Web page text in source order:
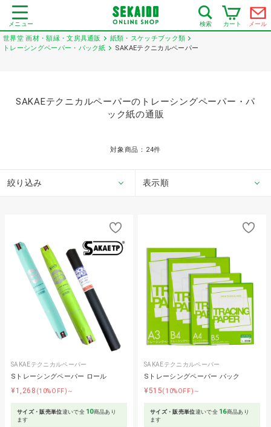
メニュー 検索 カート メール
世界堂 画材・額縁・文房具通販
紙類・スケッチブック類
トレーシングペーパー・パック紙
SAKAEテクニカルペーパー
SAKAEテクニカルペーパーのトレーシングペーパー・パ
ック紙の通販
対象商品： 24件
絞り込み 表示順
SAKAEテクニカルペーパー
Sトレーシングペーパー ロール
¥1,268 (10%OFF)～
サイズ・販売単位違いで全 10商品あり
ます
SAKAEテクニカルペーパー
Sトレーシングペーパー パック
¥515(10%OFF)～
サイズ・販売単位違いで全 16商品あり
ます